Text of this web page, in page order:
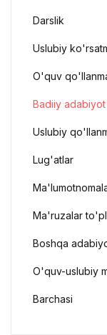
Darslik
Uslubiy
O'quv
Badiiy adabiyot
Uslubiy
Lug'atlar
Ma'ruzalar
Boshqa
O'quv-uslubiy
Barchasi